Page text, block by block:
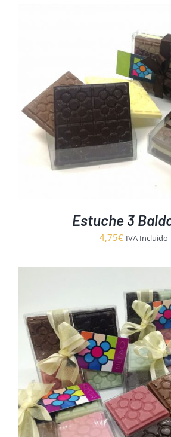
Estuche 3
4,75€ IVA Incluido